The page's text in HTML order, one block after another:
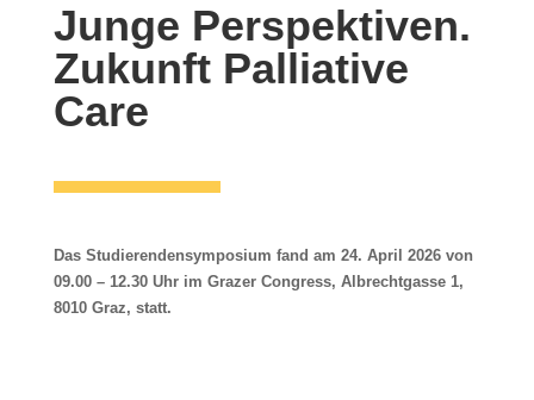
Junge Perspektiven.
Zukunft Palliative
Care
Das Studierendensymposium fand am 24. April 2026 von
09.00 – 12.30 Uhr im Grazer Congress, Albrechtgasse 1,
8010 Graz, statt.